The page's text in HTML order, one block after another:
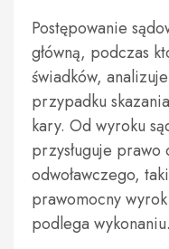
Postępowanie
główną, podczas
świadków,
przypadku
kary. Od wyroku
przysługuje
odwoławczego,
prawomocny
podlega wykonaniu.